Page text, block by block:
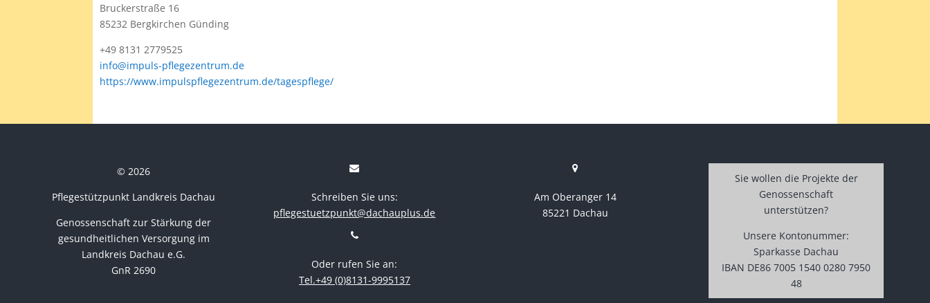
Bruckerstraße 16
85232 Bergkirchen Günding
+49 8131 2779525
info@impuls-pflegezentrum.de
https://www.impulspflegezentrum.de/tagespflege/
© 2026
Pflegestützpunkt Landkreis Dachau
Genossenschaft zur Stärkung der
gesundheitlichen Versorgung im
Landkreis Dachau e.G.
GnR 2690
Schreiben Sie uns:
pflegestuetzpunkt@dachauplus.de
Oder rufen Sie an:
Tel.+49 (0)8131-9995137
Am Oberanger 14
85221 Dachau
Sie wollen die Projekte der
Genossenschaft
unterstützen?
Unsere Kontonummer:
Sparkasse Dachau
IBAN DE86 7005 1540 0280 7950
48